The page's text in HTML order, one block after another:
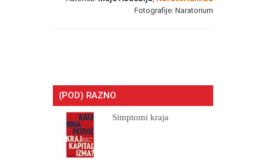
Fotografije: Naratorium
(POD) RAZNO
Simptomi kraja